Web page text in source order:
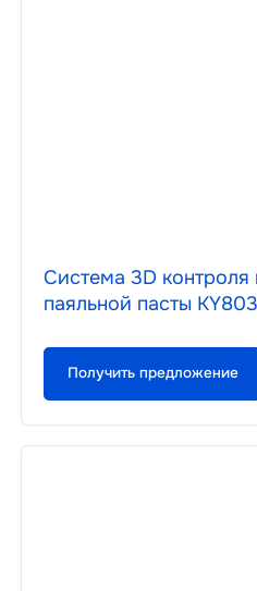
Система 3D контроля
паяльной пасты
Получить предложение